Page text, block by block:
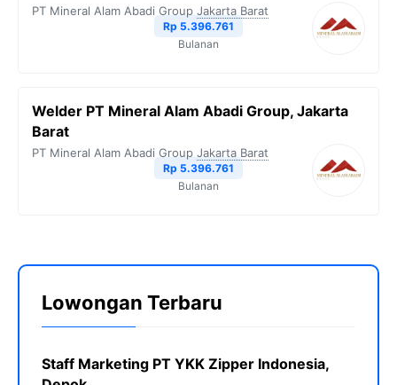
PT Mineral Alam Abadi Group Jakarta Barat
Rp 5.396.761
Bulanan
Welder PT Mineral Alam Abadi Group, Jakarta
Barat
PT Mineral Alam Abadi Group Jakarta Barat
Rp 5.396.761
Bulanan
Lowongan Terbaru
Staff Marketing PT YKK Zipper Indonesia,